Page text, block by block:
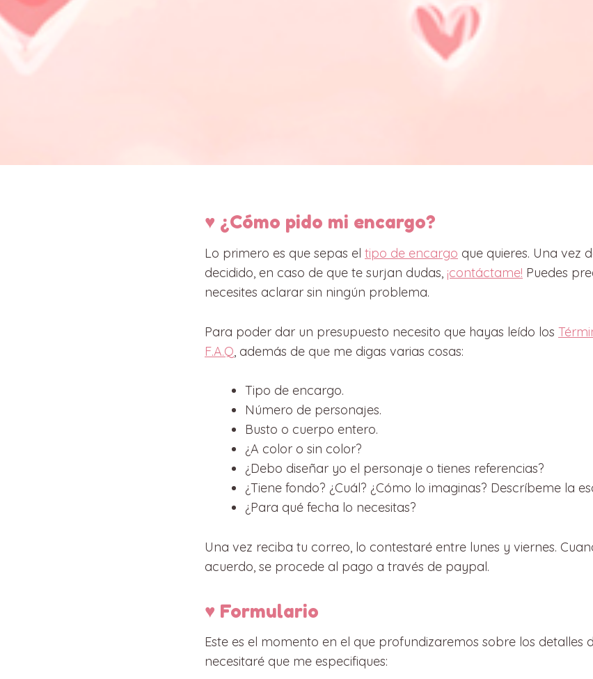
♥ ¿Cómo pido mi encargo?
Lo primero es que sepas el tipo de encargo que quieres. Una vez
decidido, en caso de que te surjan dudas, ¡contáctame! Puedes
necesites aclarar sin ningún problema.
Para poder dar un presupuesto necesito que hayas leído los
F.A.Q , además de que me digas varias cosas:
Tipo de encargo.
Número de personajes.
Busto o cuerpo entero.
¿A color o sin color?
¿Debo diseñar yo el personaje o tienes referencias?
¿Tiene fondo? ¿Cuál? ¿Cómo lo imaginas? Descríbeme la
¿Para qué fecha lo necesitas?
Una vez reciba tu correo, lo contestaré entre lunes y viernes.
acuerdo, se procede al pago a través de paypal.
♥ Formulario
Este es el momento en el que profundizaremos sobre los detalles
necesitaré que me especifiques: